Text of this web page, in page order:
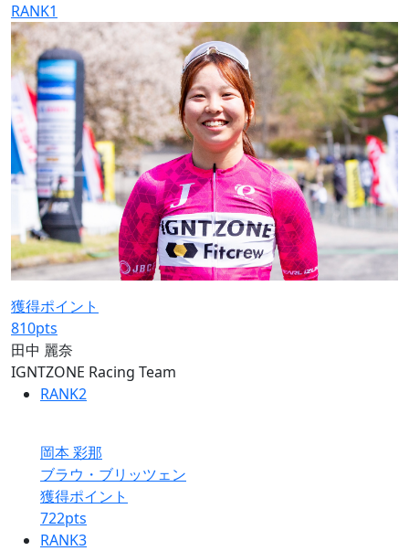
RANK1
獲得ポイント
810pts
田中 麗奈
IGNTZONE Racing Team
RANK2
岡本 彩那
ブラウ・ブリッツェン
獲得ポイント
722pts
RANK3